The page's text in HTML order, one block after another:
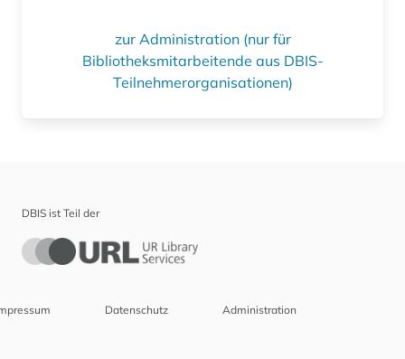
zur Administration (nur für
Bibliotheksmitarbeitende aus DBIS-
Teilnehmerorganisationen)
DBIS ist Teil der
Datenschutz Administration